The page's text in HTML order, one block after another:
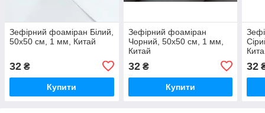
Зефірний фоаміран Білий,
50x50 см, 1 мм, Китай
32 ₴
Купити
Зефірний фоаміран
Чорний, 50x50 см, 1 мм,
Китай
32₴
Купити
32